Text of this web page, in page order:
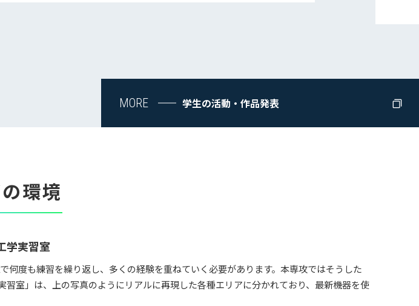
MORE 学生の活動・作品発表
環境
学実習室
度も練習を繰り返し、多くの経験を重ねていく必要があります。本専攻ではそうした
室」は、上の写真のようにリアルに再現した各種エリアに分かれており、最新機器を使